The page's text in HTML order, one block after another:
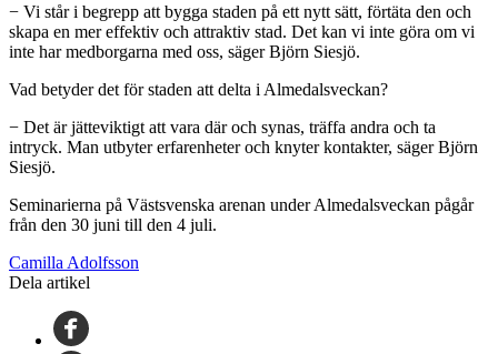
− Vi står i begrepp att bygga staden på ett nytt sätt, förtäta den och
skapa en mer effektiv och attraktiv stad. Det kan vi inte göra om vi
inte har medborgarna med oss, säger Björn Siesjö.
Vad betyder det för staden att delta i Almedalsveckan?
− Det är jätteviktigt att vara där och synas, träffa andra och ta
intryck. Man utbyter erfarenheter och knyter kontakter, säger Björn
Siesjö.
Seminarierna på Västsvenska arenan under Almedalsveckan pågår
från den 30 juni till den 4 juli.
Camilla Adolfsson
Dela artikel